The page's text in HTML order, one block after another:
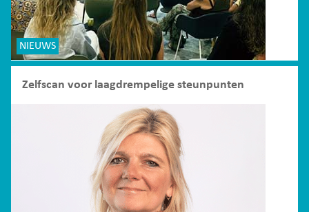
NIEUWS
Zelfscan voor laagdrempelige steunpunten